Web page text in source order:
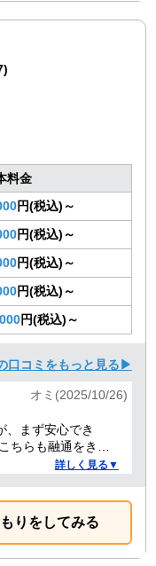
料金
円(税込)～
円(税込)～
円(税込)～
円(税込)～
円(税込)～
口コミをもっと見る▶
オミ(2025/10/26)
、まず安心でき
ちらも融通をきか
格でお願いでき
詳しく見る▼
りをしてみる